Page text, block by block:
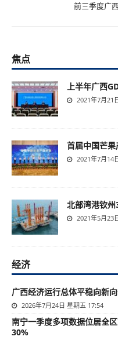
前三季度广
焦点
上半年广西
2021年7月21
首届中国芒
2021年7月14
北部湾港钦
2021年5月23
经济
广西经济运行总体平稳向新
2026年7月24日 星期五 17:54
南宁一季度多项数据位居全
30%